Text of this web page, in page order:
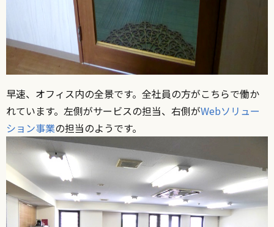
早速、オフィス内の全景です。全社員の方がこちらで働か
れています。左側がサービスの担当、右側がWebソリュー
ション事業の担当のようです。